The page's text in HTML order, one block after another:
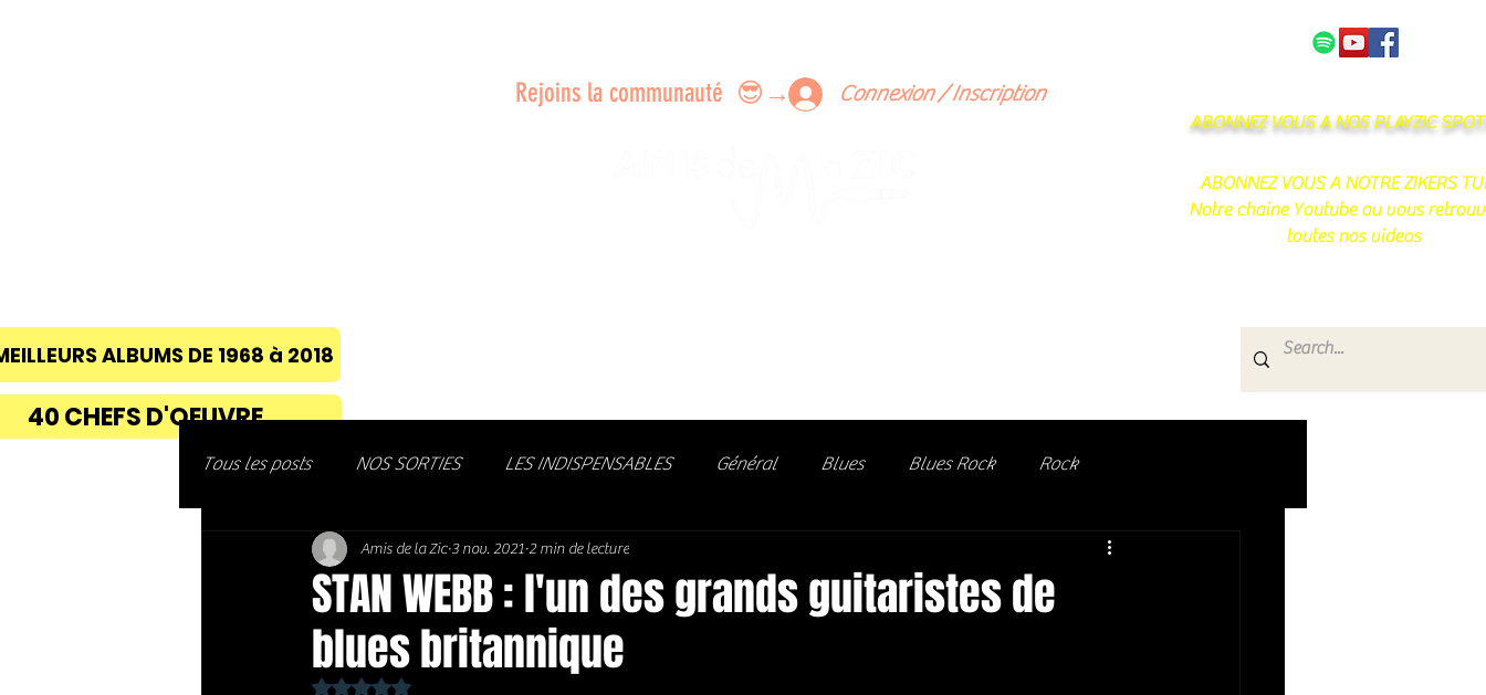
Connexion / Inscription
ABONNEZ VOUS A NOS PLAYZIC
ABONNEZ VOUS A NOTRE ZIKERS
Notre chaine Youtube ou vous
toutes nos videos
ALBUMS DE 1968 à 2018
Découvrez des artistes, vibrez aux concerts et rejoignez une communauté de passionnés !
Rejoins la communauté 😎→
40 CHEFS D'OEUVRE
Tous les posts NOS SORTIES LES INDISPENSABLES Général Blues Blues Rock Rock
Soft Rock / Folk Jazz Soul / Funk / Rhythm Blues
Country / Americana
STAN WEBB : l'un des grands guitaristes de
blues britannique
Amis de la Zic 3 nov. 2021 2 min de lecture
Noté NaN étoiles sur 5.